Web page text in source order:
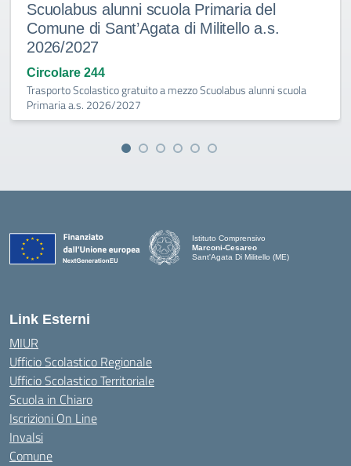
Scuolabus alunni scuola Primaria del
Comune di Sant’Agata di Militello a.s.
2026/2027
Circolare 244
Trasporto Scolastico gratuito a mezzo Scuolabus alunni scuola
Primaria a.s. 2026/2027
Istituto Comprensivo
Marconi-Cesareo
Sant'Agata Di Militello (ME)
Link Esterni
MIUR
Ufficio Scolastico Regionale
Ufficio Scolastico Territoriale
Scuola in Chiaro
Iscrizioni On Line
Invalsi
Comune